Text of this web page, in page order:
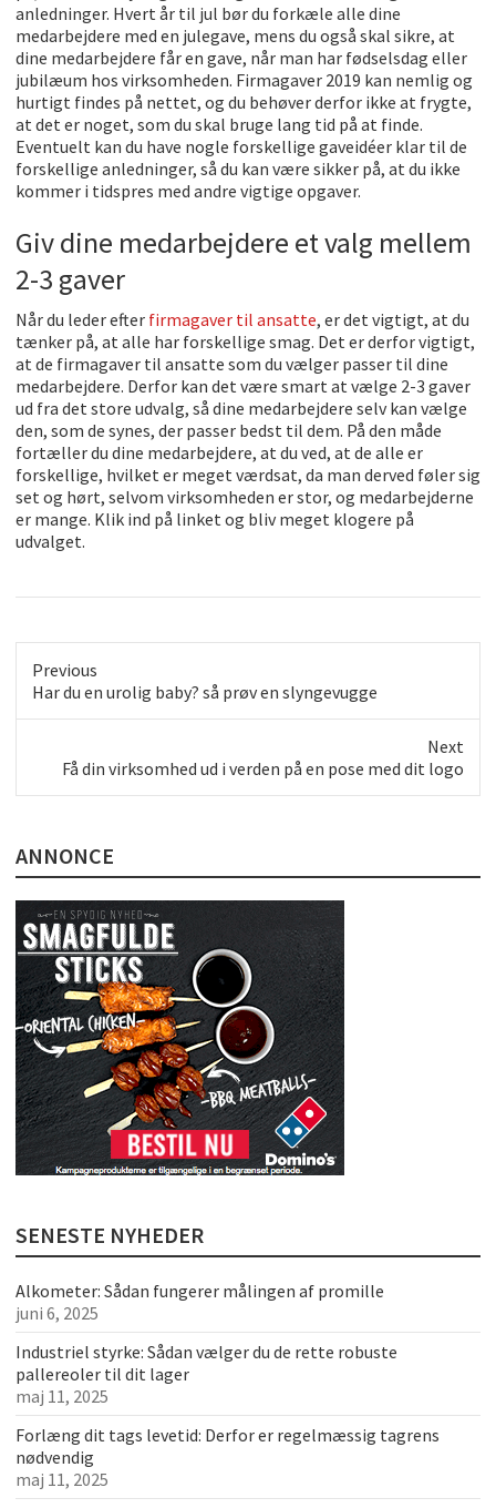
anledninger. Hvert år til jul bør du forkæle alle dine
medarbejdere med en julegave, mens du også skal sikre, at
dine medarbejdere får en gave, når man har fødselsdag eller
jubilæum hos virksomheden. Firmagaver 2019 kan nemlig og
hurtigt findes på nettet, og du behøver derfor ikke at frygte,
at det er noget, som du skal bruge lang tid på at finde.
Eventuelt kan du have nogle forskellige gaveidéer klar til de
forskellige anledninger, så du kan være sikker på, at du ikke
kommer i tidspres med andre vigtige opgaver.
Giv dine medarbejdere et valg mellem
2-3 gaver
Når du leder efter firmagaver til ansatte, er det vigtigt, at du
tænker på, at alle har forskellige smag. Det er derfor vigtigt,
at de firmagaver til ansatte som du vælger passer til dine
medarbejdere. Derfor kan det være smart at vælge 2-3 gaver
ud fra det store udvalg, så dine medarbejdere selv kan vælge
den, som de synes, der passer bedst til dem. På den måde
fortæller du dine medarbejdere, at du ved, at de alle er
forskellige, hvilket er meget værdsat, da man derved føler sig
set og hørt, selvom virksomheden er stor, og medarbejderne
er mange. Klik ind på linket og bliv meget klogere på
udvalget.
Previous
Previous
Har du en urolig baby? så prøv en slyngevugge
Next
NextFå din virksomhed ud i verden på en pose med dit logo
ANNONCE
SENESTE NYHEDER
Alkometer: Sådan fungerer målingen af promille
juni 6, 2025
Industriel styrke: Sådan vælger du de rette robuste
pallereoler til dit lager
maj 11, 2025
Forlæng dit tags levetid: Derfor er regelmæssig tagrens
nødvendig
maj 11, 2025